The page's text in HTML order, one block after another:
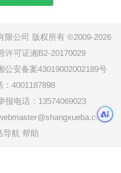
限公司 版权所有 ©2009-2026
许可证湘B2-20170029
公安备案43019002002189号
：4001187898
报电话：13574069023
导航 帮助